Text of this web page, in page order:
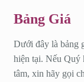
Bảng Giá
Dưới đây là bảng
hiện tại. Nếu Quý
tâm, xin hãy gọi